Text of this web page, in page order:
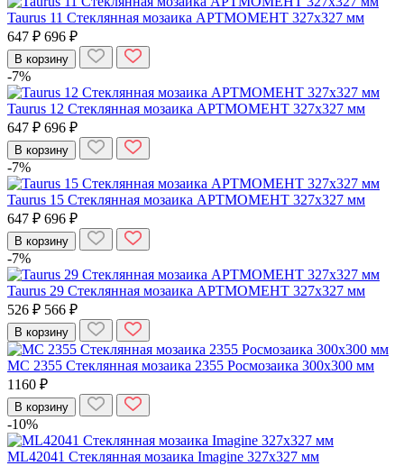
Taurus 11 Стеклянная мозаика АРТМОМЕНТ 327х327 мм
647 ₽ 696 ₽
В корзину
-7%
Taurus 12 Стеклянная мозаика АРТМОМЕНТ 327х327 мм
647 ₽ 696 ₽
В корзину
-7%
Taurus 15 Стеклянная мозаика АРТМОМЕНТ 327х327 мм
647 ₽ 696 ₽
В корзину
-7%
Taurus 29 Стеклянная мозаика АРТМОМЕНТ 327х327 мм
526 ₽ 566 ₽
В корзину
МС 2355 Стеклянная мозаика 2355 Росмозаика 300x300 мм
1160 ₽
В корзину
-10%
ML42041 Стеклянная мозаика Imagine 327x327 мм